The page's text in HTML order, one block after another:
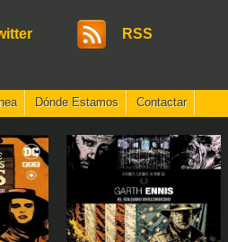
RSS
Dónde Estamos Contactar